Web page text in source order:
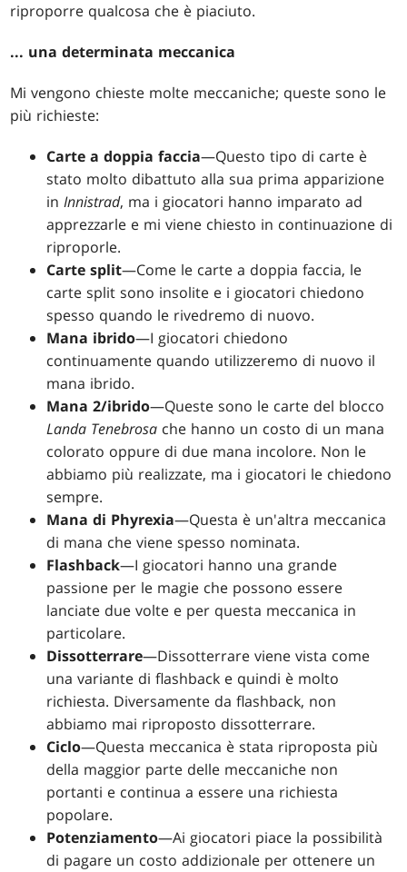
riproporre qualcosa che è piaciuto.
... una determinata meccanica
Mi vengono chieste molte meccaniche; queste sono le
più richieste:
Carte a doppia faccia—Questo tipo di carte è
stato molto dibattuto alla sua prima apparizione
inInnistrad, ma i giocatori hanno imparato ad
apprezzarle e mi viene chiesto in continuazione di
riproporle.
Carte split—Come le carte a doppia faccia, le
carte split sono insolite e i giocatori chiedono
spesso quando le rivedremo di nuovo.
Mana ibrido—I giocatori chiedono
continuamente quando utilizzeremo di nuovo il
mana ibrido.
Mana 2/ibrido—Queste sono le carte del blocco
Landa Tenebrosa che hanno un costo di un mana
colorato oppure di due mana incolore. Non le
abbiamo più realizzate, ma i giocatori le chiedono
sempre.
Mana di Phyrexia—Questa è un'altra meccanica
di mana che viene spesso nominata.
Flashback—I giocatori hanno una grande
passione per le magie che possono essere
lanciate due volte e per questa meccanica in
particolare.
Dissotterrare—Dissotterrare viene vista come
una variante di flashback e quindi è molto
richiesta. Diversamente da flashback, non
abbiamo mai riproposto dissotterrare.
Ciclo—Questa meccanica è stata riproposta più
della maggior parte delle meccaniche non
portanti e continua a essere una richiesta
popolare.
Potenziamento—Ai giocatori piace la possibilità
di pagare un costo addizionale per ottenere un